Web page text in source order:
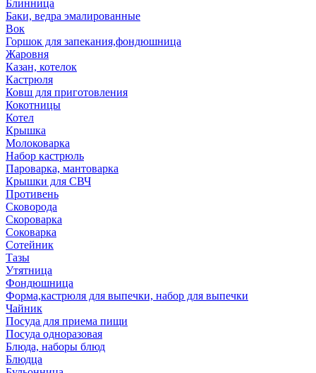
Блинница
Баки, ведра эмалированные
Вок
Горшок для запекания,фондюшница
Жаровня
Казан, котелок
Кастрюля
Ковш для приготовления
Кокотницы
Котел
Крышка
Молоковарка
Набор кастрюль
Пароварка, мантоварка
Крышки для СВЧ
Противень
Сковорода
Скороварка
Соковарка
Сотейник
Тазы
Утятница
Фондюшница
Форма,кастрюля для выпечки, набор для выпечки
Чайник
Посуда для приема пищи
Посуда одноразовая
Блюда, наборы блюд
Блюдца